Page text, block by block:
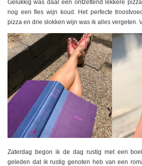
Gelukkig was daar een ontzettend lekkere
nog een fles wijn koud. Het perfecte
pizza en drie slokken wijn was ik alles vergeten.
Zaterdag begon ik de dag rustig met een
geleden dat ik rustig genoten heb van een